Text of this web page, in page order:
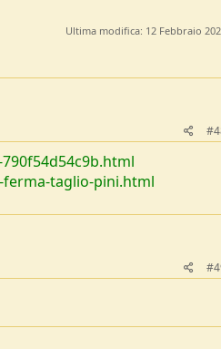
Ultima modifica: 12 Febbraio
taglio-pini.html